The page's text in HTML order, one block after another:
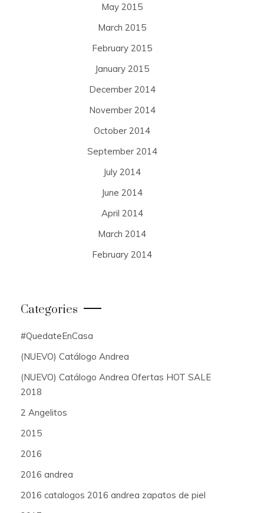
May 2015
March 2015
February 2015
January 2015
December 2014
November 2014
October 2014
September 2014
July 2014
June 2014
April 2014
March 2014
February 2014
Categories
#QuedateEnCasa
(NUEVO) Catálogo Andrea
(NUEVO) Catálogo Andrea Ofertas HOT SALE
2018
2 Angelitos
2015
2016
2016 andrea
2016 catalogos 2016 andrea zapatos de piel